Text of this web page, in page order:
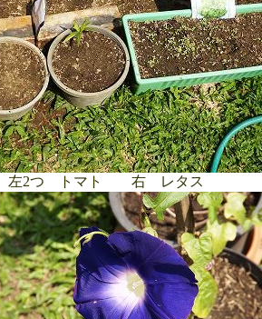
左2つ トマト 右 レタス